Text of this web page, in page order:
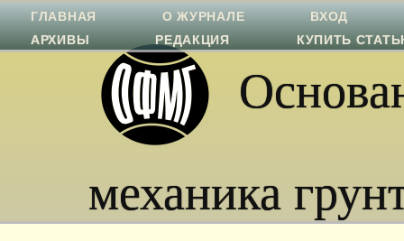
механика
ГЛАВНАЯ О ЖУРНАЛЕ
ВХОД
АРХИВЫ
РЕДАКЦИЯ КУПИТЬ